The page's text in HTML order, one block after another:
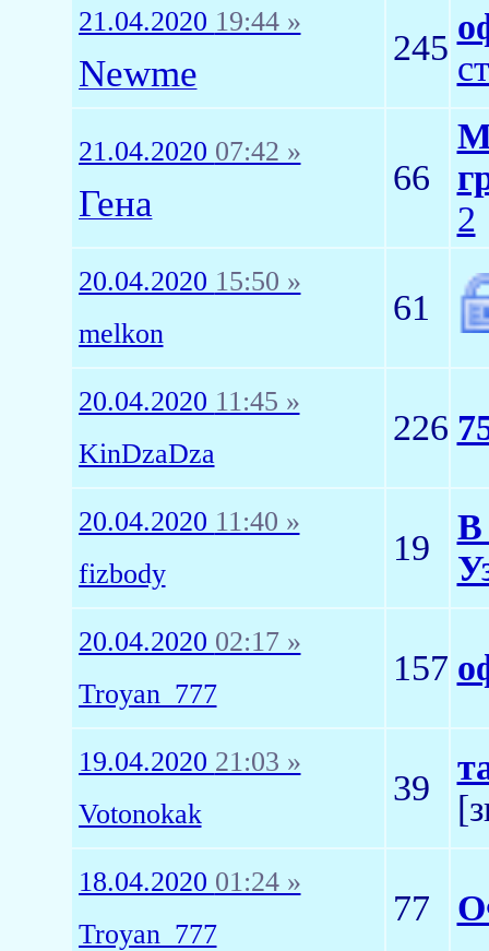
21.04.2020 19:44 »
Newme
245
21.04.2020 07:42 »
Гена
66
2
20.04.2020 15:50 »
melkon
61
20.04.2020 11:45 »
KinDzaDza
226
20.04.2020 11:40 »
fizbody
19
В
20.04.2020 02:17 »
Troyan_777
157
19.04.2020 21:03 »
Votonokak
39
18.04.2020 01:24 »
Troyan_777
77